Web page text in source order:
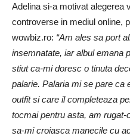
Adelina si-a motivat alegerea
controverse in mediul online,
wowbiz.ro: “Am ales sa port
insemnatate, iar albul emana
stiut ca-mi doresc o tinuta
palarie. Palaria mi se pare ca
outfit si care il completeaza
tocmai pentru asta, am
sa-mi croiasca manecile cu